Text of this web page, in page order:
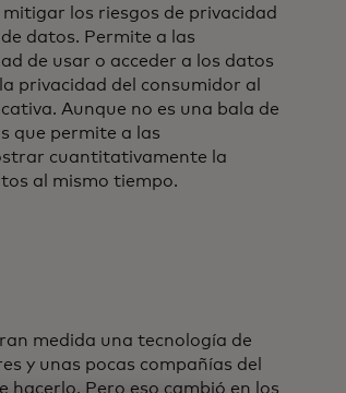
mitigar los riesgos de privacidad
datos. Permite a las
de usar o acceder a los datos
privacidad del consumidor al
Aunque no es una bala de
que permite a las
cuantitativamente la
al mismo tiempo.
medida una tecnología de
y unas pocas compañías del
Pero eso cambió en los